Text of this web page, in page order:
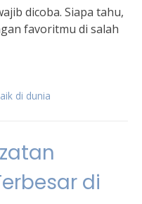
dicoba. Siapa tahu,
favoritmu di salah
di dunia
di